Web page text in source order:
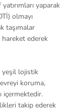
yaparak
olmayı
taşımalar
ederek
yeşil lojistik
koruma,
içermektedir.
takip ederek